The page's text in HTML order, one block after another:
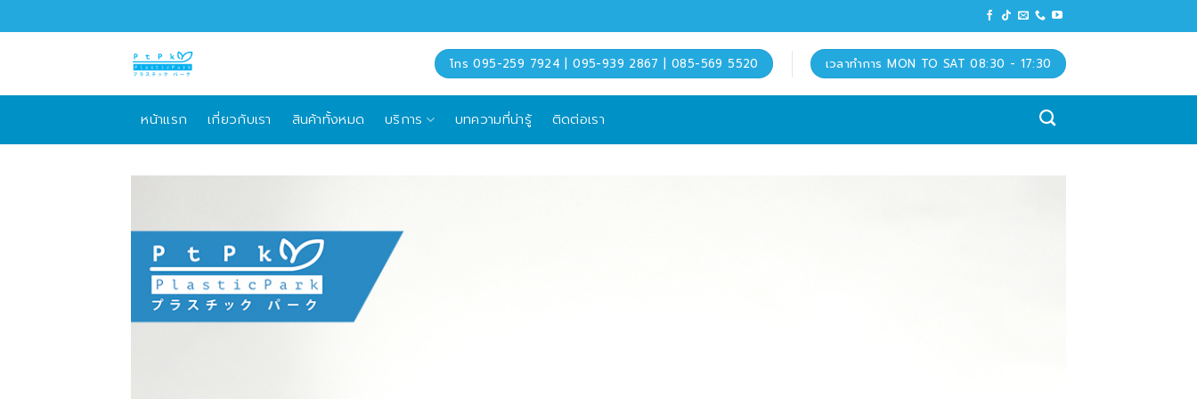
to
โทร 095-259 7924 | 095-939 2867 | 085-569 5520 เวลาทำการ MON TO SAT 08:30 - 17:30
หน้าแรก เกี่ยวกับเรา สินค้าทั้งหมด บริการ บทความที่น่ารู้ ติดต่อเรา